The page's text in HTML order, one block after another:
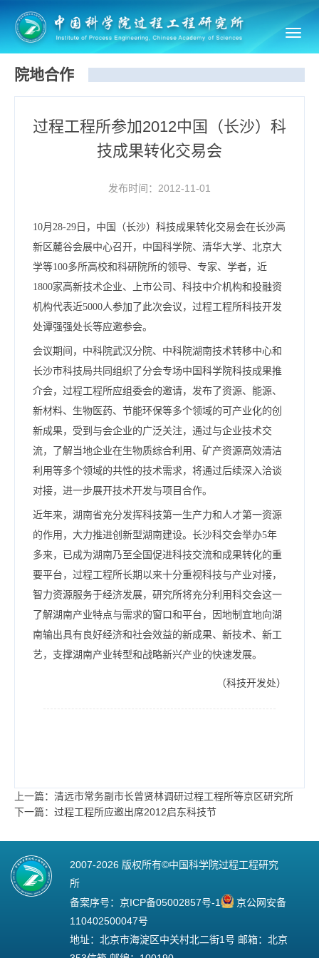
院地合作
过程工程所参加2012中国（长沙）科
技成果转化交易会
发布时间：2012-11-01
10月28-29日，中国（长沙）科技成果转化交易会在长沙高
新区麓谷会展中心召开，中国科学院、清华大学、北京大
学等100多所高校和科研院所的领导、专家、学者，近
1800家高新技术企业、上市公司、科技中介机构和投融资
机构代表近5000人参加了此次会议，过程工程所科技开发
处谭强强处长等应邀参会。
会议期间，中科院武汉分院、中科院湖南技术转移中心和
长沙市科技局共同组织了分会专场中国科学院科技成果推
介会，过程工程所应组委会的邀请，发布了资源、能源、
新材料、生物医药、节能环保等多个领域的可产业化的创
新成果，受到与会企业的广泛关注，通过与企业技术交
流，了解当地企业在生物质综合利用、矿产资源高效清洁
利用等多个领域的共性的技术需求，将通过后续深入洽谈
对接，进一步展开技术开发与项目合作。
近年来，湖南省充分发挥科技第一生产力和人才第一资源
的作用，大力推进创新型湖南建设。长沙科交会举办5年
多来，已成为湖南乃至全国促进科技交流和成果转化的重
要平台，过程工程所长期以来十分重视科技与产业对接，
智力资源服务于经济发展，研究所将充分利用科交会这一
了解湖南产业特点与需求的窗口和平台，因地制宜地向湖
南输出具有良好经济和社会效益的新成果、新技术、新工
艺，支撑湖南产业转型和战略新兴产业的快速发展。
（科技开发处）
上一篇：清远市常务副市长曾贤林调研过程工程所等京区研究所
下一篇：过程工程所应邀出席2012启东科技节
2007-2026 版权所有©中国科学院过程工程研究
所
备案序号： 京ICP备05002857号-1
京公网安备
110402500047号
地址：北京市海淀区中关村北二街1号 邮箱：北京